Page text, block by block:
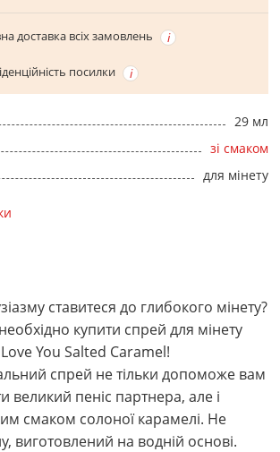
доставка всіх замовлень
посилки
29 мл
зі смаком
для мінету
ставитеся до глибокого мінету?
купити спрей для мінету
You Salted Caramel!
спрей не тільки допоможе вам
великий пеніс партнера, але і
смаком солоної карамелі. Не
виготовлений на водній основі.